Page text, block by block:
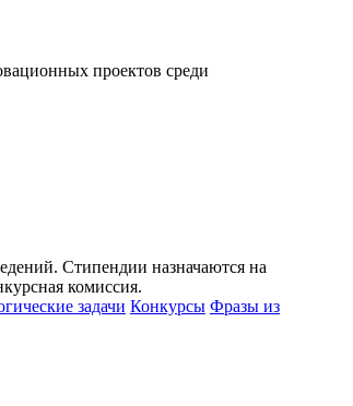
проектов среди
Стипендии назначаются на
комиссия.
задачи Конкурсы Фразы из